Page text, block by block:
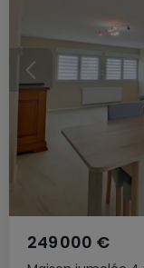
249 000 €